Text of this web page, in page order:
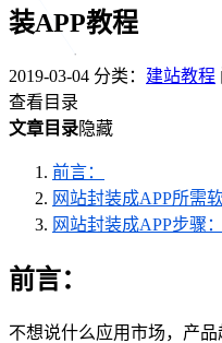
装APP教程
2019-03-04 分类： 建站教程
查看目录
文章目录隐藏
前言：
网站封装成APP所需软
网站封装成APP步骤：
前言：
不想说什么应用市场，产